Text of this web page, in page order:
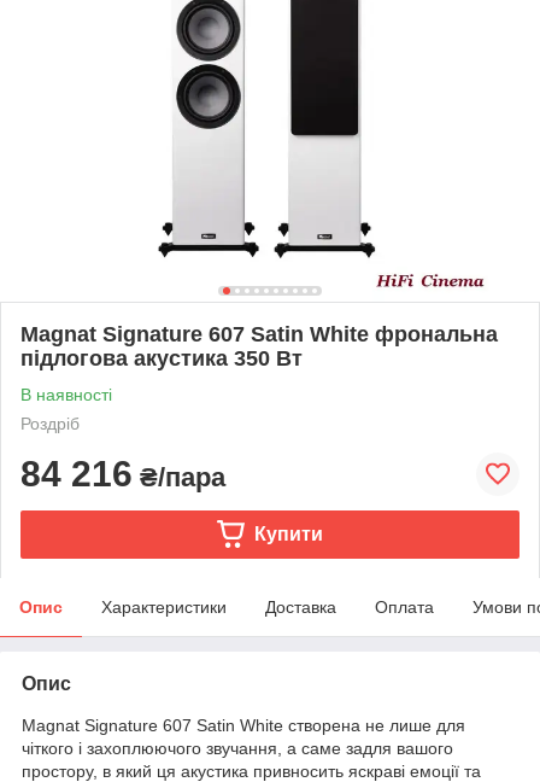
Magnat Signature 607 Satin White фрональна
підлогова акустика 350 Вт
В наявності
Роздріб
84 216 ₴/пара
Купити
Опис Характеристики Доставка Оплата Умови
Опис
Magnat Signature 607 Satin White створена не лише для
чіткого і захоплюючого звучання, а саме задля вашого
простору, в який ця акустика привносить яскраві емоції та